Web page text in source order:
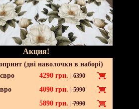
Акция!
(дві наволочки в наборі)
4290 грн. 6390
4090 грн. 5990
5890 грн. 7990